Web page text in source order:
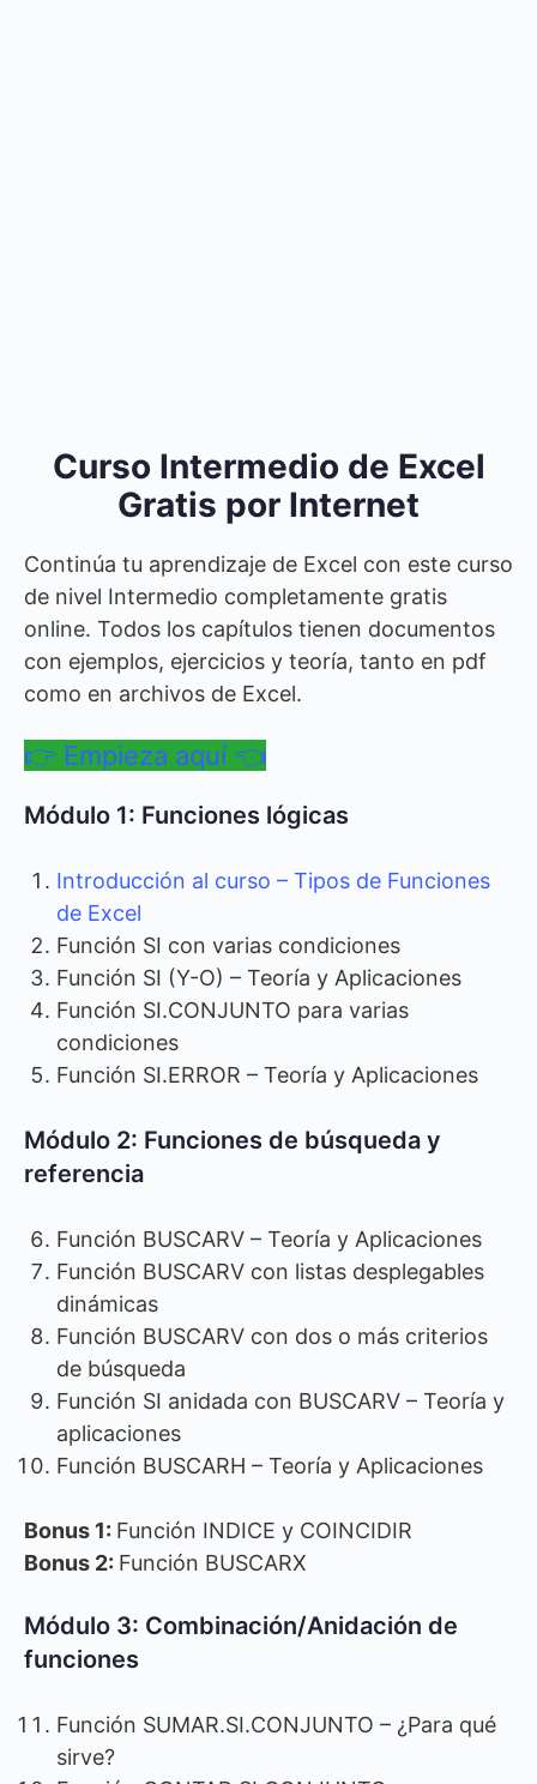
Curso Intermedio de Excel
Gratis por Internet
Continúa tu aprendizaje de Excel con este curso
de nivel Intermedio completamente gratis
online. Todos los capítulos tienen documentos
con ejemplos, ejercicios y teoría, tanto en pdf
como en archivos de Excel.
👉 Empieza aquí 👈
Módulo 1: Funciones lógicas
Introducción al curso – Tipos de Funciones
de Excel
Función SI con varias condiciones
Función SI (Y-O) – Teoría y Aplicaciones
Función SI.CONJUNTO para varias
condiciones
Función SI.ERROR – Teoría y Aplicaciones
Módulo 2: Funciones de búsqueda y
referencia
Función BUSCARV – Teoría y Aplicaciones
Función BUSCARV con listas desplegables
dinámicas
Función BUSCARV con dos o más criterios
de búsqueda
Función SI anidada con BUSCARV – Teoría y
aplicaciones
Función BUSCARH – Teoría y Aplicaciones
Bonus 1: Función INDICE y COINCIDIR
Bonus 2: Función BUSCARX
Módulo 3: Combinación/Anidación de
funciones
Función SUMAR.SI.CONJUNTO – ¿Para qué
sirve?